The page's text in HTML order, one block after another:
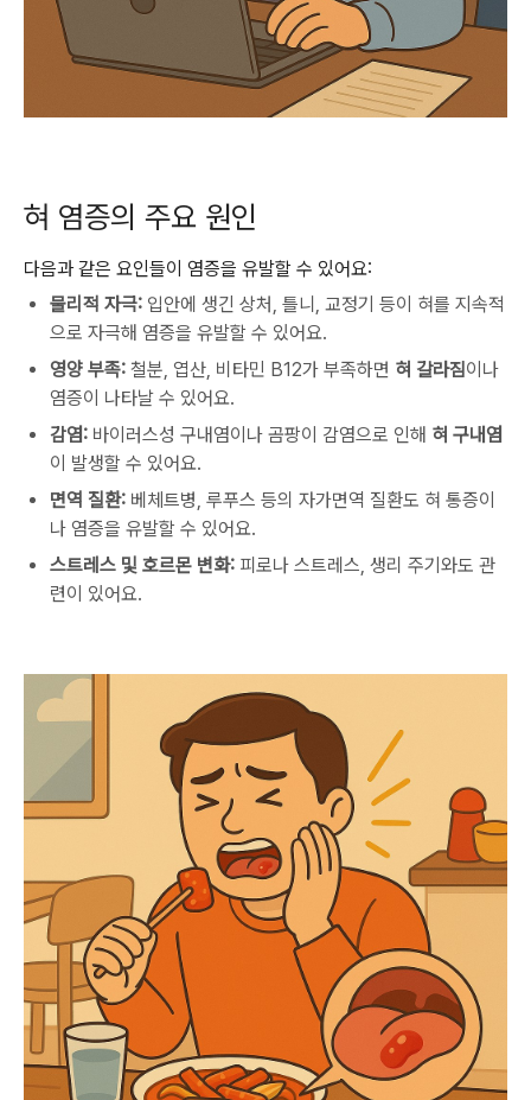
혀 염증의 주요 원인
다음과 같은 요인들이 염증을 유발할 수 있어요:
물리적 자극: 입안에 생긴 상처, 틀니, 교정기 등이 혀를 지속적
으로 자극해 염증을 유발할 수 있어요.
영양 부족: 철분, 엽산, 비타민 B12가 부족하면 혀 갈라짐 이나
염증이 나타날 수 있어요.
감염: 바이러스성 구내염이나 곰팡이 감염으로 인해 혀 구내염
이 발생할 수 있어요.
면역 질환: 베체트병, 루푸스 등의 자가면역 질환도 혀 통증이
나 염증을 유발할 수 있어요.
스트레스 및 호르몬 변화: 피로나 스트레스, 생리 주기와도 관
련이 있어요.